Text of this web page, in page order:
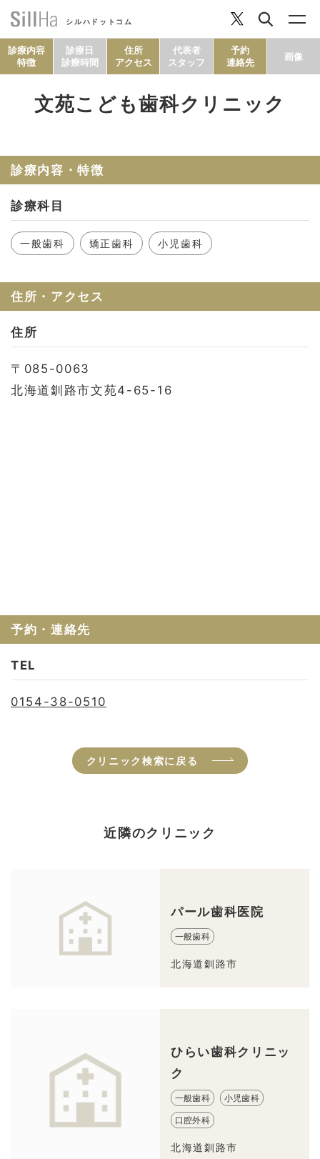
シルハドットコム
セルフチェック
診療内容
特徴
診療日
診療時間
住所
アクセス
代表者
スタッフ
予約
連絡先
画像
文苑こども歯科クリニック
診療内容・特徴
診療科目
一般歯科 矯正歯科 小児歯科
住所・アクセス
住所
〒085-0063
北海道釧路市文苑4-65-16
予約・連絡先
TEL
0154-38-0510
クリニック検索に戻る
近隣のクリニック
パール歯科医院
一般歯科
北海道釧路市
ひらい歯科クリニッ
ク
一般歯科 小児歯科
口腔外科
北海道釧路市